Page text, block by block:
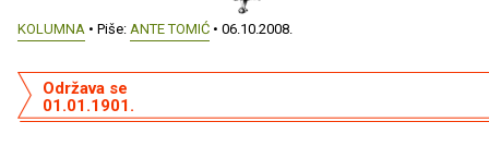
KOLUMNA • Piše: ANTE TOMIĆ • 06.10.2008.
Održava se
01.01.1901.